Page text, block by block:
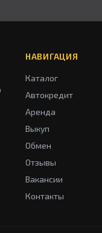
НАВИГАЦИЯ
Каталог
Автокредит
Аренда
Выкуп
Обмен
Отзывы
Вакансии
Контакты